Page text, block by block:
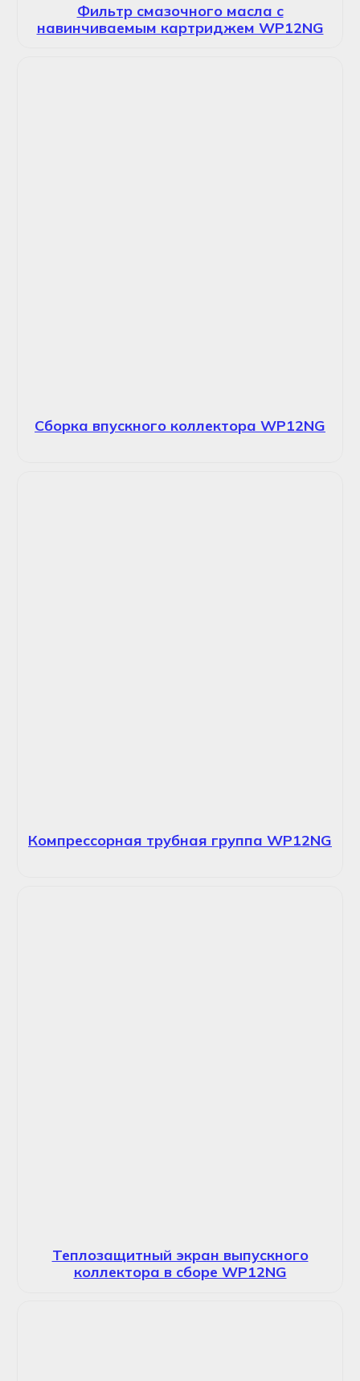
Фильтр смазочного масла с
навинчиваемым картриджем WP12NG
Сборка впускного коллектора WP12NG
Компрессорная трубная группа WP12NG
Теплозащитный экран выпускного
коллектора в сборе WP12NG